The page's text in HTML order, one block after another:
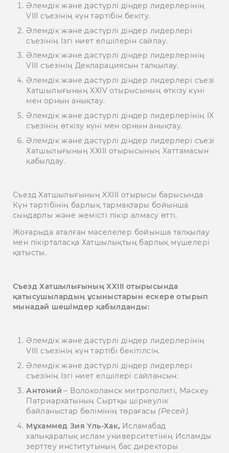
Әлемдік және дәстүрлі діндер лидерлерінің
VIІI съезінің күн тәртібін бекіту.
Әлемдік және дәстүрлі діндер лидерлері
съезінің Ізгі ниет елшілерін сайлау.
Әлемдік және дәстүрлі діндер лидерлерінің
VIІI съезінің Декларациясын талқылау.
Әлемдік және дәстүрлі діндер лидерлері съезі
Хатшылығының XXIV отырысының өткізу күні
мен орнын анықтау.
Әлемдік және дәстүрлі діндер лидерлерінің IX
съезінің өткізу күні мен орнын анықтау.
Әлемдік және дәстүрлі діндер лидерлері съезі
Хатшылығының XXIII отырысының Хаттамасын
қабылдау.
Съезд Хатшылығының XXIII отырысы барысында
Күн тәртібінің барлық тармақтары бойынша
сындарлы және жемісті пікір алмасу өтті.
Жоғарыда аталған мәселелер бойынша талқылау
мен пікірталасқа Хатшылықтың барлық мүшелері
қатысты.
Съезд Хатшылығының XXIII отырысында
қатысушылардың ұсыныстарын ескере отырып
мынадай шешімдер қабылданды:
Әлемдік және дәстүрлі діндер лидерлерінің
VIІI съезінің күн тәртібі бекітілсін.
Әлемдік және дәстүрлі діндер лидерлері
съезінің Ізгі ниет елшілері сайлансын:
Антоний – Волоколамск митрополиті, Мәскеу
Патриархатының Сыртқы шіркеулік
байланыстар бөлімінің төрағасы (Ресей).
Мұхаммед Зия Үль-Хак, Исламабад
халықаралық ислам университетінің Исламды
зерттеу институтының бас директоры